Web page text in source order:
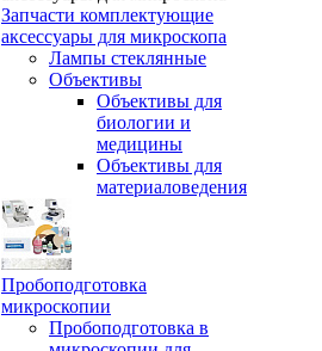
Запчасти комплектующие
аксессуары для микроскопа
Лампы стеклянные
Объективы
Объективы для
биологии и
медицины
Объективы для
материаловедения
Пробоподготовка
микроскопии
Пробоподготовка в